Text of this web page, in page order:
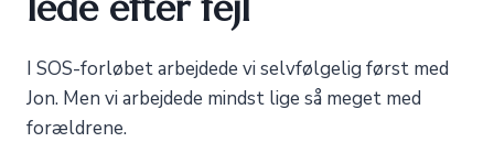
I SOS-forløbet arbejdede vi selvfølgelig først med
Jon. Men vi arbejdede mindst lige så meget med
forældrene.